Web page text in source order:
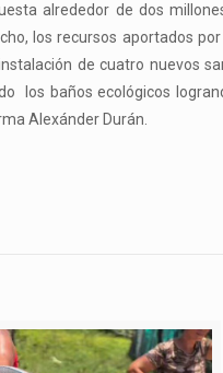
alrededor de dos
los recursos aportados
de cuatro nuevos
los baños ecológicos
Alexánder Durán.